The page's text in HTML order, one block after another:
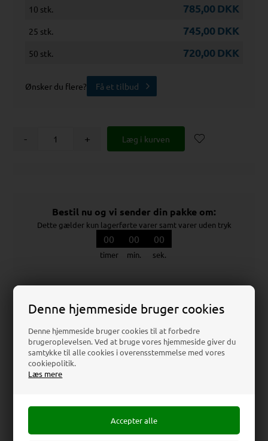
Denne hjemmeside bruger cookies
Denne hjemmeside bruger cookies til at forbedre
brugeroplevelsen. Ved at bruge vores hjemmeside giver du
samtykke til alle cookies i overensstemmelse med vores
cookiepolitik.
Læs mere
10 stk. 785,00DKK
25 stk. 745,00DKK
50 stk. 720,00DKK
Ønsker du flere? Få et tilbud
- +
Bestil nu og vi sender din pakke om:
Dette gælder kun lagerførte varer samt varer uden tryk
00
timer
00
min.
00
sek.
Teknisk Datablad
Download
Enkeltsidet infostander med 25 mm alu klapramme (kan